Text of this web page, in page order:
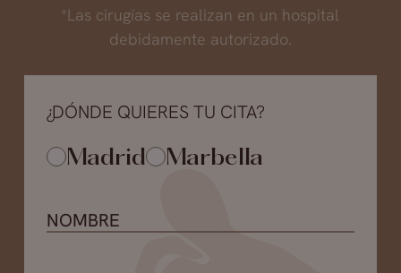
*Las cirugías se realizan en un hospital
debidamente autorizado.
¿DÓNDE QUIERES TU CITA?
Madrid Marbella